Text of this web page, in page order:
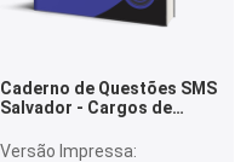
Caderno de Questões SMS
Salvador - Cargos de
Questões Gabaritadas
Versão Impressa: